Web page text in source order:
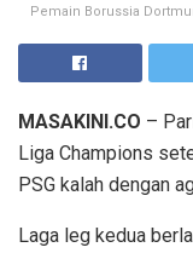
Pemain Borussia
MASAKINI.CO –
Liga Champions
PSG kalah dengan
Laga leg kedua